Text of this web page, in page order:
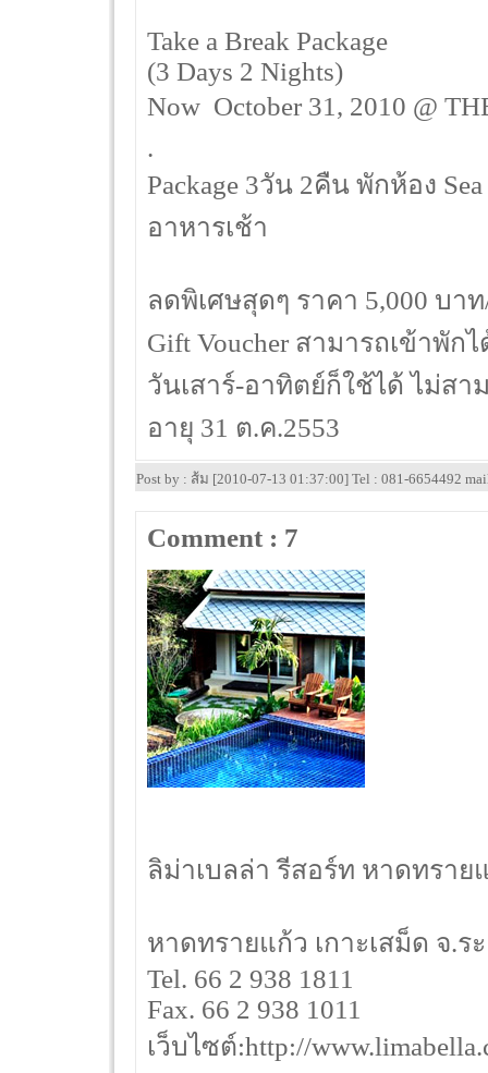
Take a Break Package
(3 Days 2 Nights)
Now  October 31, 2010 @
.
Package 3วัน 2คืน พักห้อง
อาหารเช้า
ลดพิเศษสุดๆ ราคา 5,000 บา
Gift Voucher สามารถเข้าพัก
วันเสาร์-อาทิตย์ก็ใช้ได้ ไม่ส
อายุ 31 ต.ค.2553
Post by : ส้ม [2010-07-13 01:37:00] Tel : 081-6654492
Comment : 7
ลิม่าเบลล่า รีสอร์ท หาดทราย
หาดทรายแก้ว เกาะเสม็ด จ.ร
Tel. 66 2 938 1811
Fax. 66 2 938 1011
เว็บไซต์:http://